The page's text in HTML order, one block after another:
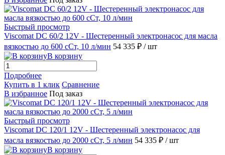
Быстрый просмотр
Viscomat DC 60/2 12V - Шестеренный электронасос для масла
вязкостью до 600 сСт, 10 л/мин 54 335 ₽ / шт
В корзину
Подробнее
Купить в 1 клик Сравнение
В избранное Под заказ
Быстрый просмотр
Viscomat DC 120/1 12V - Шестеренный электронасос для
масла вязкостью до 2000 сСт, 5 л/мин 54 335 ₽ / шт
В корзину